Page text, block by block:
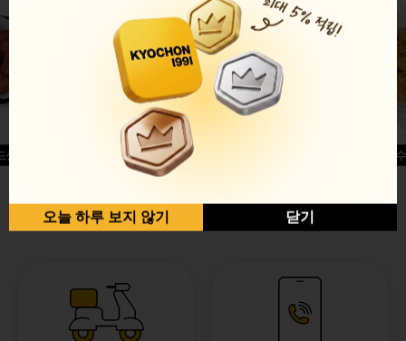
글윙
반반순살[레드+허니]
허니옥
오늘 하루 보지 않기 닫기